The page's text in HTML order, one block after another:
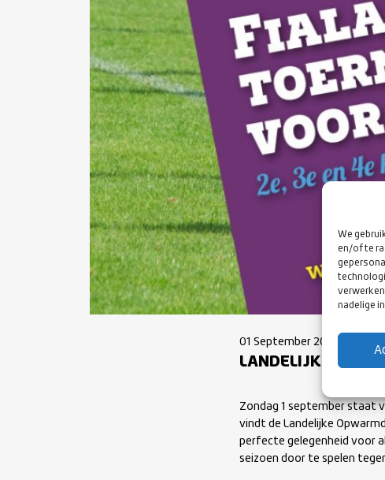
We
en/of te
nadelige
01 September 2024
LANDELIJKE
Zondag 1 september staat
vindt de Landelijke
perfecte gelegenheid voor
seizoen door te spelen